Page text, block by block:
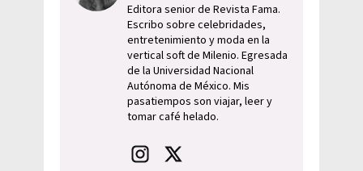
Editora senior de Revista Fama.
Escribo sobre celebridades,
entretenimiento y moda en la
vertical soft de Milenio. Egresada
de la Universidad Nacional
Autónoma de México. Mis
pasatiempos son viajar, leer y
tomar café helado.